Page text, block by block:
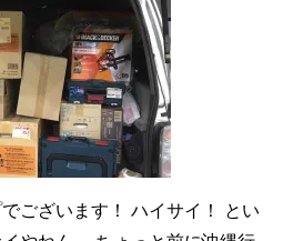
ございます！ ハイサイ！ とい